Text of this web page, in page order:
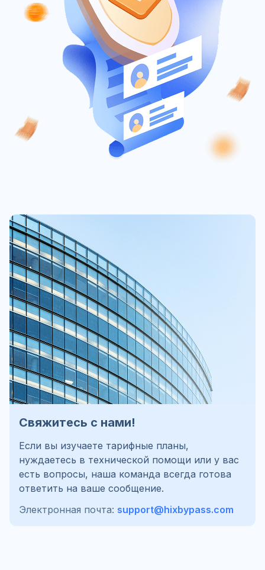
Свяжитесь с нами!
Если вы изучаете тарифные планы,
нуждаетесь в технической помощи или у вас
есть вопросы, наша команда всегда готова
ответить на ваше сообщение.
Электронная почта: support@hixbypass.com